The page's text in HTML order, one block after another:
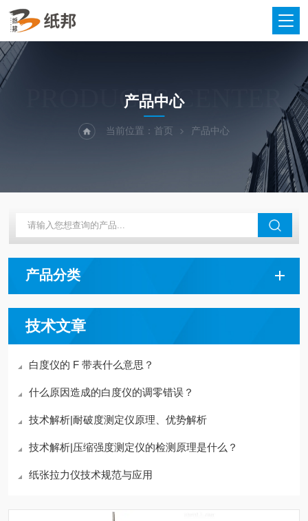
PRODUCTS CENTER
产品中心
当前位置： 首页 产品中心
产品分类
技术文章
白度仪的 F 带表什么意思？
什么原因造成的白度仪的调零错误？
技术解析|耐破度测定仪原理、优势解析
技术解析|压缩强度测定仪的检测原理是什么？
纸张拉力仪技术规范与应用